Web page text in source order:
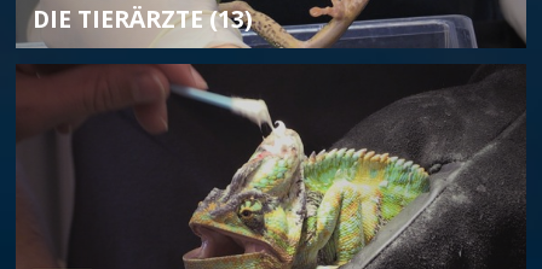
DIE TIERÄRZTE (13)